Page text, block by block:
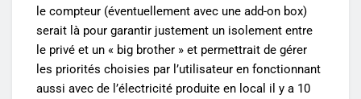
le compteur (éventuellement avec une add-on box)
serait là pour garantir justement un isolement entre
le privé et un « big brother » et permettrait de gérer
les priorités choisies par l’utilisateur en fonctionnant
aussi avec de l’électricité produite en local il y a 10